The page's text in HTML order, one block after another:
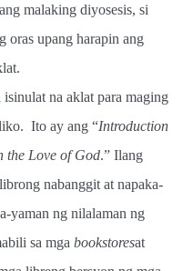
malaking diyosesis, si
oras upang harapin ang
na aklat para maging
Ito ay ang “Introduction
the Love of God.” Ilang
nabanggit at napaka-
yaman ng nilalaman ng
sa mga bookstoresat